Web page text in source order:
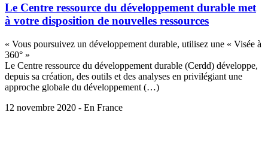
Le Centre ressource du développement durable met
à votre disposition de nouvelles ressources
« Vous poursuivez un développement durable, utilisez une « Visée à
360° »
Le Centre ressource du développement durable (Cerdd) développe,
depuis sa création, des outils et des analyses en privilégiant une
approche globale du développement (…)
12 novembre 2020 - En France